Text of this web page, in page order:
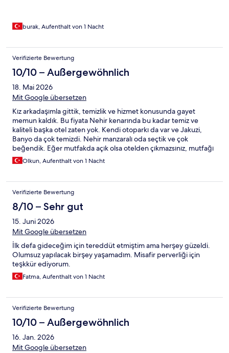
burak, Aufenthalt von 1 Nacht
Verifizierte Bewertung
10/10 – Außergewöhnlich
18. Mai 2026
Mit Google übersetzen
Kız arkadaşımla gittik, temizlik ve hizmet konusunda gayet
memun kaldık. Bu fiyata Nehir kenarında bu kadar temiz ve
kaliteli başka otel zaten yok. Kendi otoparkı da var ve Jakuzi,
Banyo da çok temizdi. Nehir manzaralı oda seçtik ve çok
beğendik. Eğer mutfakda açık olsa otelden çıkmazsınız, mutfağı
açarlarsa çok daha iyi olacaktır.
Olkun, Aufenthalt von 1 Nacht
Verifizierte Bewertung
8/10 – Sehr gut
15. Juni 2026
Mit Google übersetzen
İlk defa gideceğim için tereddüt etmiştim ama herşey güzeldi.
Olumsuz yapılacak birşey yaşamadım. Misafir perverliği için
teşkkür ediyorum.
Fatma, Aufenthalt von 1 Nacht
Verifizierte Bewertung
10/10 – Außergewöhnlich
16. Jan. 2026
Mit Google übersetzen